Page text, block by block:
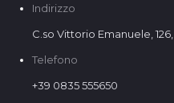
Indirizzo
C.so Vittorio Emanuele,
Telefono
+39 0835 555650